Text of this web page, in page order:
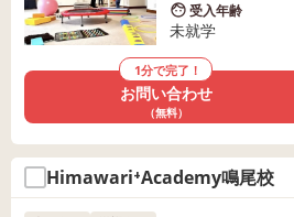
受入年齢
未就学
1分で完了！
お問い合わせ
（無料）
Himawari⁺Academy鳴尾校